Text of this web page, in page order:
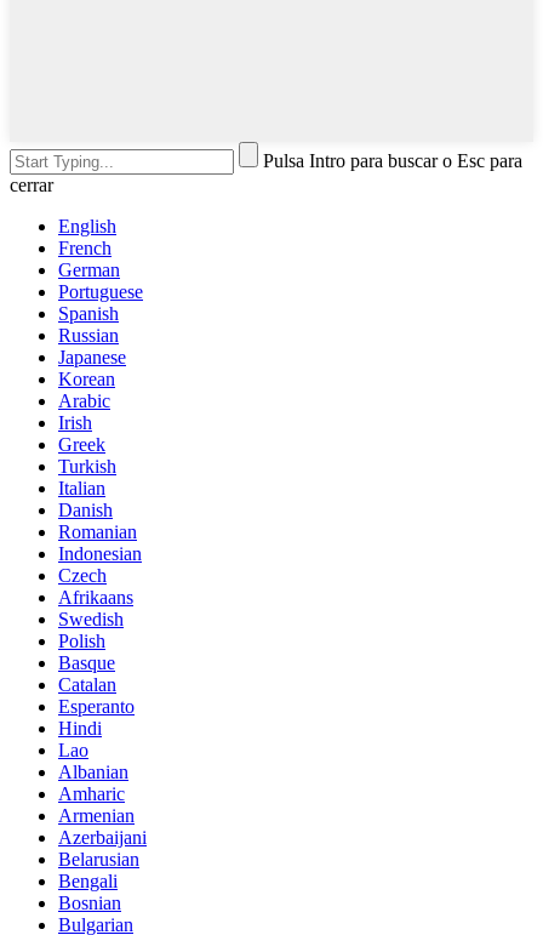
Pulsa Intro para buscar o Esc para
cerrar
English
French
German
Portuguese
Spanish
Russian
Japanese
Korean
Arabic
Irish
Greek
Turkish
Italian
Danish
Romanian
Indonesian
Czech
Afrikaans
Swedish
Polish
Basque
Catalan
Esperanto
Hindi
Lao
Albanian
Amharic
Armenian
Azerbaijani
Belarusian
Bengali
Bosnian
Bulgarian